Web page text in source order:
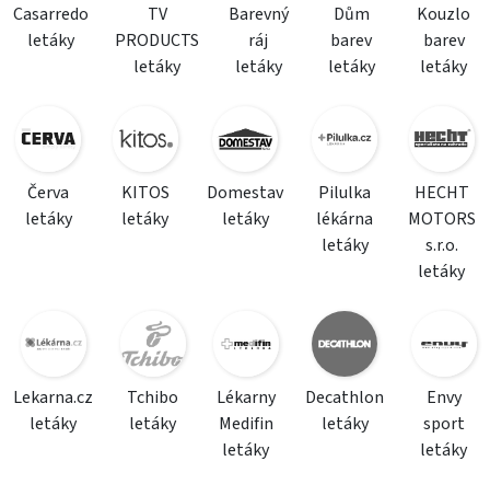
Casarredo
letáky
TV
PRODUCTS
letáky
Barevný
ráj
letáky
Dům
barev
letáky
Kouzlo
barev
letáky
Červa
letáky
KITOS
letáky
Domestav
letáky
Pilulka
lékárna
letáky
HECHT
MOTORS
s.r.o.
letáky
Lekarna.cz
letáky
Tchibo
letáky
Lékarny
Medifin
letáky
Decathlon
letáky
Envy
sport
letáky